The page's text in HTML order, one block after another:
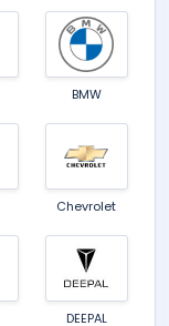
BMW
Chevrolet
DEEPAL